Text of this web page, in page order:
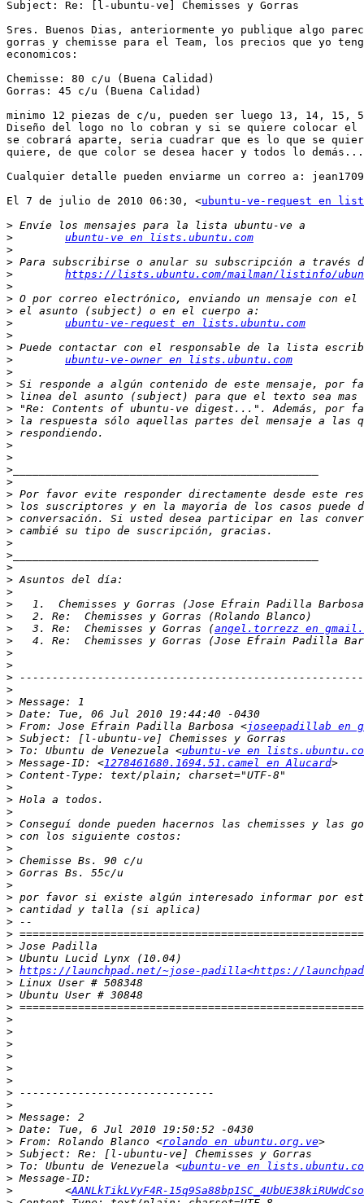
Subject: Re: [l-ubuntu-ve] Chemisses y Gorras
Sres. Buenos Dias, anteriormente yo publique algo
gorras y chemisse para el Team, los precios que yo
economicos:
Chemisse: 80 c/u (Buena Calidad)
Gorras: 45 c/u (Buena Calidad)
minimo 12 piezas de c/u, pueden ser luego 13, 14,
Diseño del logo no lo cobran y si se quiere colocar el
se cobrará aparte, seria cuadrar que es lo que se
quiere, de que color se desea hacer y todos lo
Cualquier detalle pueden enviarme un correo a:
El 7 de julio de 2010 06:30, <ubuntu-ve-request en
>
>
ubuntu-ve en lists.ubuntu.com
>
>
>
https://lists.ubuntu.com/mailman/listinfo/
>
>
>
>
ubuntu-ve-request en lists.ubuntu.com
>
>
>
ubuntu-ve-owner en lists.ubuntu.com
>
>
>
>
>
>
>
>
>
>
>
>
>
>
>
>
>
>
>
>
>
>
   3. Re:  Chemisses y Gorras (
angel.torrezz en
>
>
>
>
>
>
>
> From: Jose Efrain Padilla Barbosa <joseepadillab en
>
> To: Ubuntu de Venezuela <ubuntu-ve en
> Message-ID: <1278461680.1694.51.camel en Alucard
>
>
>
>
>
>
>
>
>
>
>
>
>
>
>
>
> https://launchpad.net/~jose-padilla<https://
>
>
>
>
>
>
>
>
>
>
>
>
>
> From: Rolando Blanco <rolando en ubuntu.org.ve
>
> To: Ubuntu de Venezuela <ubuntu-ve en
>
>
        <
AANLkTikLVyF4R-